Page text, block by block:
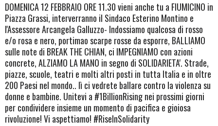
DOMENICA 12 FEBBRAIO ORE 11.30 vieni anche tu a FIUMICINO in
Piazza Grassi, interverranno il Sindaco Esterino Montino e
l'Assessore Arcangela Galluzzo- Indossiamo qualcosa di rosso
e/o rosa e nero, portimao scarpe rosse da esporre, BALLIAMO
sulle note di BREAK THE CHIAN, ci IMPEGNIAMO con azioni
concrete, ALZIAMO LA MANO in segno di SOLIDARIETA'. Strade,
piazze, scuole, teatri e molti altri posti in tutta Italia e in oltre
200 Paesi nel mondo.. lì ci vedrete ballare contro la violenza su
donne e bambine. Unitevi a #1BillionRising nei prossimi giorni
per condividere insieme un momento di pacifica e gioiosa
rivoluzione! Vi aspettiamo! #RiseInSolidarity